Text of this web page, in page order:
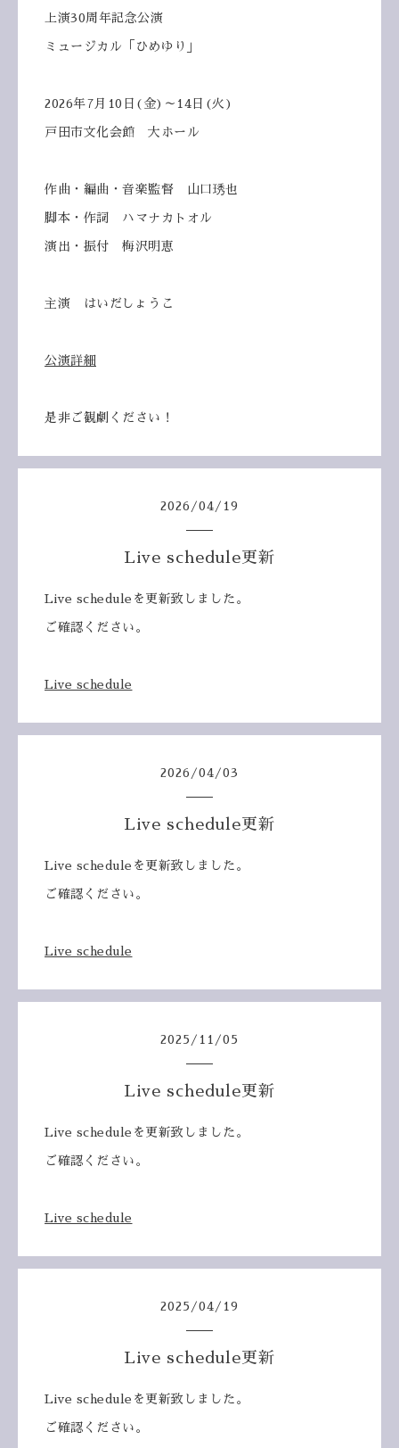
上演30周年記念公演
ミュージカル「ひめゆり」
2026年7月10日(金)～14日(火)
戸田市文化会館 大ホール
作曲・編曲・音楽監督 山口琇也
脚本・作詞 ハマナカトオル
演出・振付 梅沢明恵
主演 はいだしょうこ
公演詳細
是非ご観劇ください！
2026 /04 / 19
Live schedule更新
Live scheduleを更新致しました。
ご確認ください。
Live schedule
2026 /04 /03
Live schedule更新
Live scheduleを更新致しました。
ご確認ください。
Live schedule
2025 / 11 /05
Live schedule更新
Live scheduleを更新致しました。
ご確認ください。
Live schedule
2025 /04 / 19
Live schedule更新
Live scheduleを更新致しました。
ご確認ください。